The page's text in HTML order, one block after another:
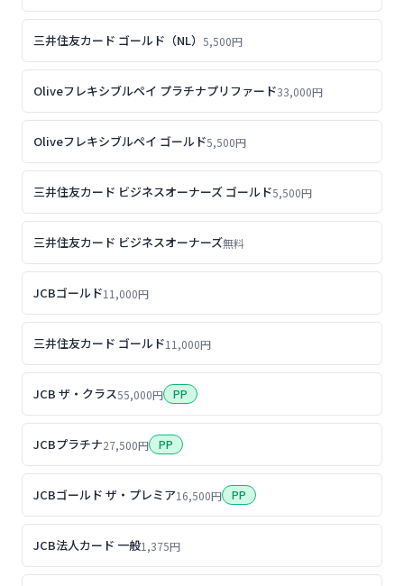
三井住友カード ゴールド（NL） 5,500円
Oliveフレキシブルペイ プラチナプリファード33,000円
Oliveフレキシブルペイ ゴールド5,500円
三井住友カード ビジネスオーナーズ ゴールド5,500円
三井住友カード ビジネスオーナーズ無料
JCBゴールド11,000円
三井住友カード ゴールド11,000円
JCB ザ・クラス55,000円 PP
JCBプラチナ27,500円 PP
JCBゴールド ザ・プレミア16,500円 PP
JCB法人カード 一般1,375円